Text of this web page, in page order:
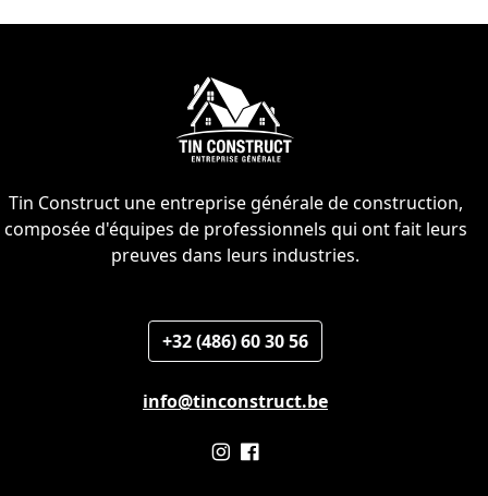
Tin Construct une entreprise générale de construction,
composée d'équipes de professionnels qui ont fait leurs
preuves dans leurs industries.
+32 (486) 60 30 56
info@tinconstruct.be